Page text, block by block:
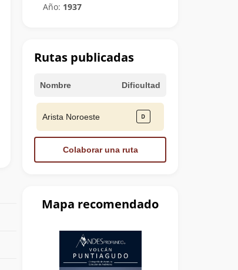
Año: 1937
Rutas publicadas
Nombre Dificultad
Arista Noroeste
Colaborar una ruta
Mapa recomendado